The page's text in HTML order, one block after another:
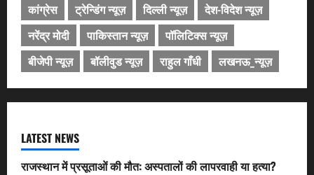
कांग्रेस
ट्रेन्डिंग न्यूज़ दिल्ली न्यूज़
देश-विदेश न्यूज़
नरेंद्र मोदी
पाकिस्तान न्यूज़
पॉलिटिक्स न्यूज़
बीजेपी न्यूज़
बॉलीवुड न्यूज़ राहुल गाँधी लखनऊ_न्यूज़
LATEST NEWS
राजस्थान में प्रसूताओं की मौत: अस्पतालों की लापरवाही या हत्या?